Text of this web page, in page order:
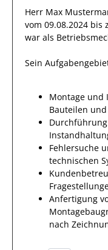
Herr Max
vom 09.08.2024 bis
war als
Sein
Montage und
Bauteilen
Fehlersuche
technischen
Anfertigung
nach